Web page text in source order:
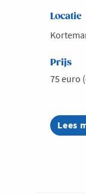
Locatie
Prijs
75 euro
Lees
about
Voka